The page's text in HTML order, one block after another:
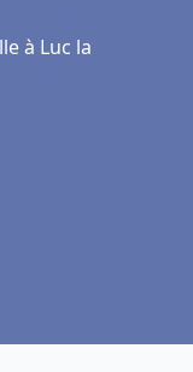
à Luc la